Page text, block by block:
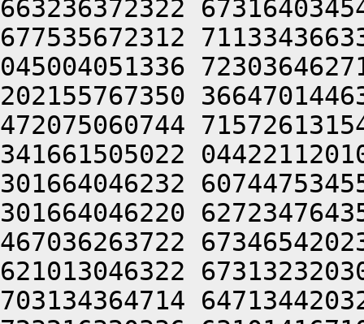
663236372322
677535672312
045004051336
202155767350
472075060744
341661505022
301664046232
301664046220
467036263722
621013046322
703134364714